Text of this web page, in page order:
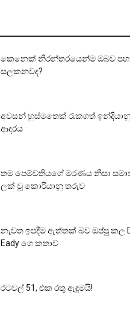
කෙනෙක් නිරන්තරයෙන්ම ඔබව
සලකනවද?
අවසන් හුස්මතෙක් රැකගත් ඉන්දියානු
ආදරය
තම පෙම්වතියගේ මරණය නිසා
ලක් වූ කොරියානු තරුව
නැවත ඉපදීම ඇත්තක් බව ඔප්පු කල
Eady ගෙ කතාව
රටවල් 51, එක රතු ඇඳුමයි!